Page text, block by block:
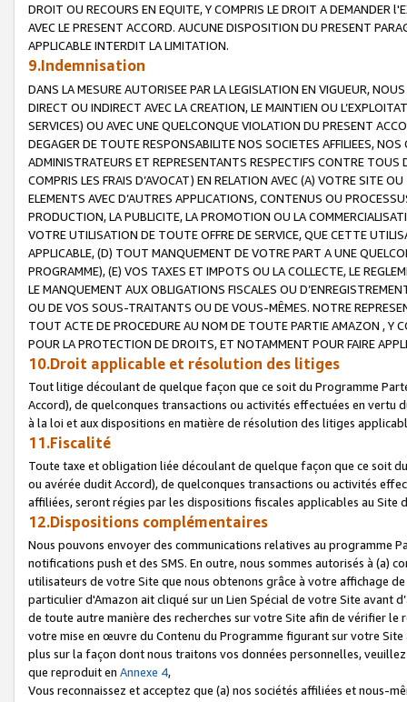
DROIT OU RECOURS EN EQUITE, Y COMPRIS LE DROIT A DEMANDER
AVEC LE PRESENT ACCORD. AUCUNE DISPOSITION DU PRESENT
APPLICABLE INTERDIT LA LIMITATION.
9.Indemnisation
DANS LA MESURE AUTORISEE PAR LA LEGISLATION EN VIGUEUR,
DIRECT OU INDIRECT AVEC LA CREATION, LE MAINTIEN OU
SERVICES) OU AVEC UNE QUELCONQUE VIOLATION DU PRESENT
DEGAGER DE TOUTE RESPONSABILITE NOS SOCIETES AFFILIEES,
ADMINISTRATEURS ET REPRESENTANTS RESPECTIFS CONTRE
COMPRIS LES FRAIS D’AVOCAT) EN RELATION AVEC (A) VOTRE SITE
ELEMENTS AVEC D’AUTRES APPLICATIONS, CONTENUS OU
PRODUCTION, LA PUBLICITE, LA PROMOTION OU LA
VOTRE UTILISATION DE TOUTE OFFRE DE SERVICE, QUE CETTE
APPLICABLE, (D) TOUT MANQUEMENT DE VOTRE PART A UNE
PROGRAMME), (E) VOS TAXES ET IMPOTS OU LA COLLECTE, LE
LE MANQUEMENT AUX OBLIGATIONS FISCALES OU
OU DE VOS SOUS-TRAITANTS OU DE VOUS-MÊMES. NOTRE
TOUT ACTE DE PROCEDURE AU NOM DE TOUTE PARTIE AMAZON , Y
POUR LA PROTECTION DE DROITS, ET NOTAMMENT POUR FAIRE
10.Droit applicable et résolution des litiges
Tout litige découlant de quelque façon que ce soit du Programme
Accord), de quelconques transactions ou activités effectuées en vertu
à la loi et aux dispositions en matière de résolution des litiges
11.Fiscalité
Toute taxe et obligation liée découlant de quelque façon que ce soit
ou avérée dudit Accord), de quelconques transactions ou activités
affiliées, seront régies par les dispositions fiscales applicables au Site
12.Dispositions complémentaires
Nous pouvons envoyer des communications relatives au programme
notifications push et des SMS. En outre, nous sommes autorisés à
utilisateurs de votre Site que nous obtenons grâce à votre affichage
particulier d'Amazon ait cliqué sur un Lien Spécial de votre Site avant
de toute autre manière des recherches sur votre Site afin de vérifier
votre mise en œuvre du Contenu du Programme figurant sur votre
plus sur la façon dont nous traitons vos données personnelles,
que reproduit en Annexe 4,
Vous reconnaissez et acceptez que (a) nos sociétés affiliées et nous-